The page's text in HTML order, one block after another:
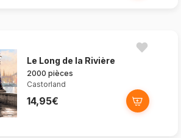
Le Long de la Rivière
2000 pièces
Castorland
14,95€